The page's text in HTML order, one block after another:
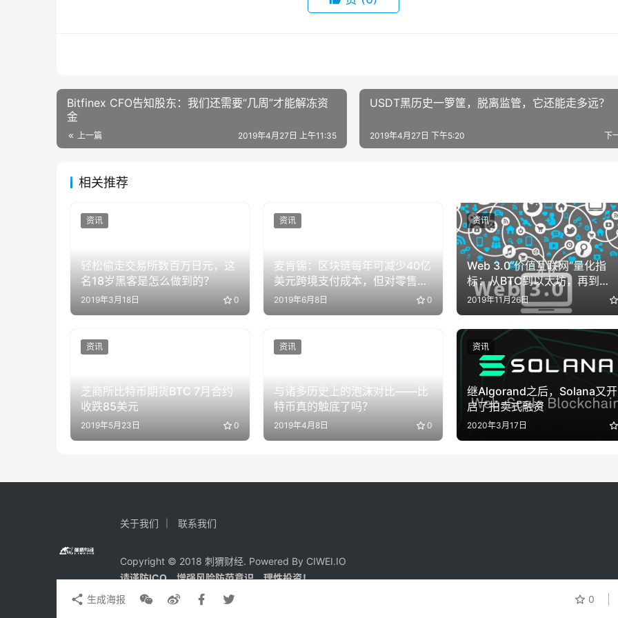
0
生成海报
Bitfinex CFO告知股东：我们还需要“几周”才能解冻资
金
上一篇 2019年4月27日 上午11:35
USDT黑历史一箩筐，脱离监管，它还能走多远？
下
2019年4月27日 下午5:20
相关推荐
轻松偷走交易所数百万日元，这
名18岁黑客是怎么做到的？
2019年3月18日 0
资讯
麦肯锡：区块链每年可减少40亿
美元跨境支付成本，但对零售银
行吸引力有限
2019年6月8日 0
资讯
Web 3.0“价值互联网”量化指
标：从BTC到以太坊，再到
MakerDAO
2019年11月26日
资讯
芝商所比特币期货BTC 7月合约
收跌85美元
2019年5月23日 0
资讯
与诸多历史上的泡沫对比——比
特币真的触底了吗？
2019年4月8日 0
资讯
继Algorand之后，Solana又开
启了拍卖式融资
2020年3月17日
资讯
关于我们 联系我们
Copyright © 2018 刺猬财经. Powered By CIWEI.IO
请谨防ICO、增强风险防范意识，理性投资！